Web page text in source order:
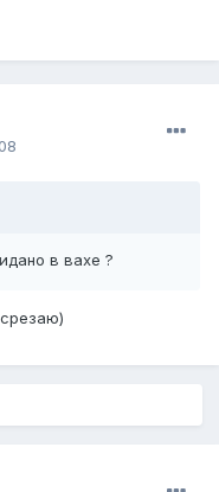
в вахе ?